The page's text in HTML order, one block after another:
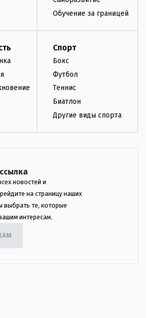
Обучение за границей
Спорт
Бокс
Футбол
Теннис
Биатлон
Другие виды спорта
новостей и
на страницу наших
выбрать те, которые
интересам.